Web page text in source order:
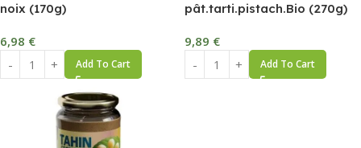
noix (170g)
6,98 €
Add To Cart
pât.tarti.pistach.Bio (270g)
9,89 €
Add To Cart